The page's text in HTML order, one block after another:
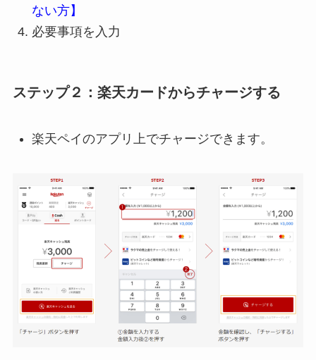
ない方】
必要事項を入力
ステップ２：楽天カードからチャージする
楽天ペイのアプリ上でチャージできます。